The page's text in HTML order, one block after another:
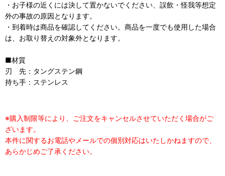
・お子様の近くには決して置かないでください、誤飲・怪我等想定
外の事故の原因となります。
・到着時は商品を確認してください。商品を一度でも使用した場合
は、お取り替えの対象外となります。
■材質
刃 先：タングステン鋼
持ち手： ステンレス
※購入制限等により、ご注文をキャンセルさせていただく場合がご
ざいます。
本件に関するお電話やメールでの個別対応はいたしかねますので、
あらかじめご了承ください。